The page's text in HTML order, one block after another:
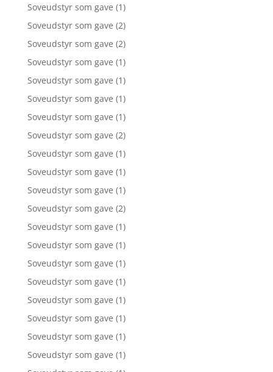
Soveudstyr som gave (1)
Soveudstyr som gave (2)
Soveudstyr som gave (2)
Soveudstyr som gave (1)
Soveudstyr som gave (1)
Soveudstyr som gave (1)
Soveudstyr som gave (1)
Soveudstyr som gave (2)
Soveudstyr som gave (1)
Soveudstyr som gave (1)
Soveudstyr som gave (1)
Soveudstyr som gave (2)
Soveudstyr som gave (1)
Soveudstyr som gave (1)
Soveudstyr som gave (1)
Soveudstyr som gave (1)
Soveudstyr som gave (1)
Soveudstyr som gave (1)
Soveudstyr som gave (1)
Soveudstyr som gave (1)